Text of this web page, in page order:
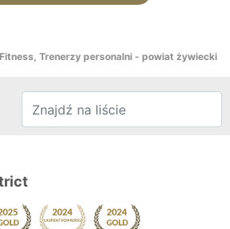
Fitness, Trenerzy personalni - powiat żywiecki